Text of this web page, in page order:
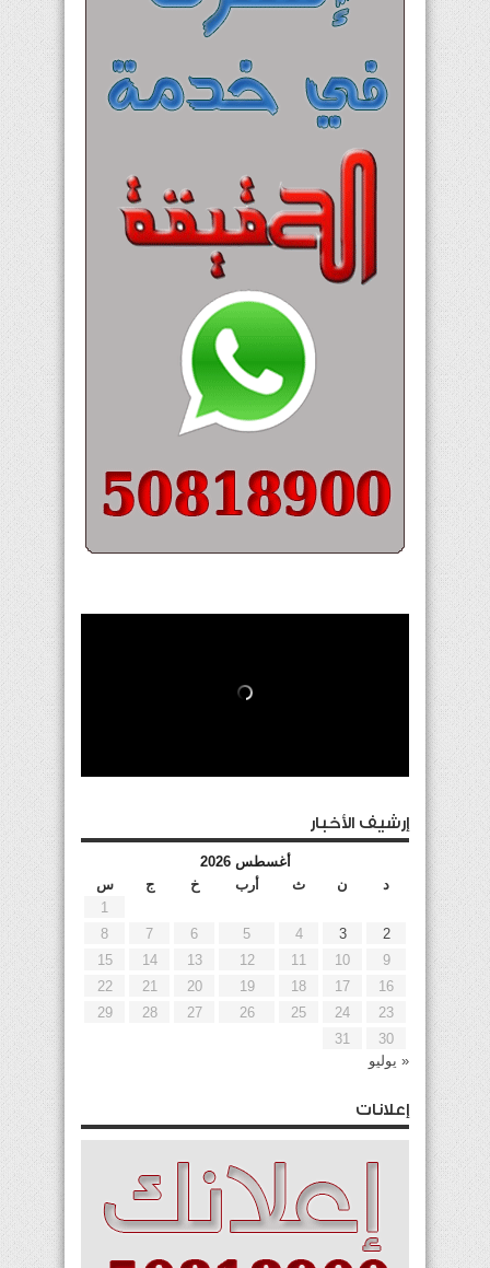
إرشيف الأخبار
أغسطس 2026
د
ن ث أرب خ ج
س
1
2
3
4
5
6
7
8
9
10
11
12
13
14
15
16
17
18
19
20
21
22
23
24
25
26
27
28
29
30
31
« يوليو
إعلانات